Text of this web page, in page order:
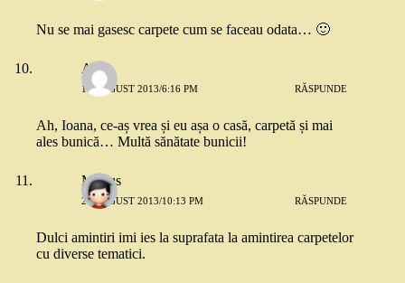
Nu se mai gasesc carpete cum se faceau odata… 🙂
Anca
19 AUGUST 2013/6:16 PM RĂSPUNDE
Ah, Ioana, ce-aș vrea și eu așa o casă, carpetă și mai
ales bunică… Multă sănătate bunicii!
Marius
20 AUGUST 2013/10:13 PM RĂSPUNDE
Dulci amintiri imi ies la suprafata la amintirea carpetelor
cu diverse tematici.